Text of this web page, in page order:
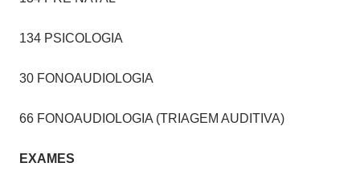
134 PSICOLOGIA
30 FONOAUDIOLOGIA
66 FONOAUDIOLOGIA (TRIAGEM AUDITIVA)
EXAMES